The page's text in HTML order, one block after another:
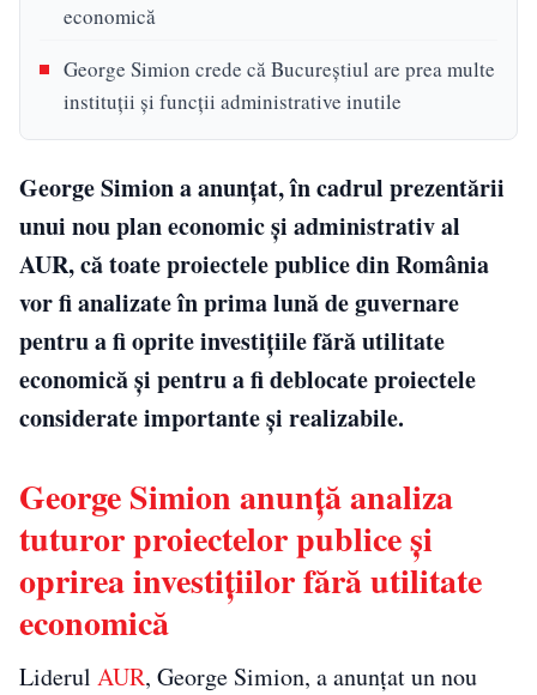
economică
George Simion crede că Bucureștiul are prea multe
instituții și funcții administrative inutile
George Simion a anunțat, în cadrul prezentării
unui nou plan economic și administrativ al
AUR, că toate proiectele publice din România
vor fi analizate în prima lună de guvernare
pentru a fi oprite investițiile fără utilitate
economică și pentru a fi deblocate proiectele
considerate importante și realizabile.
George Simion anunță analiza
tuturor proiectelor publice și
oprirea investițiilor fără utilitate
economică
Liderul AUR, George Simion, a anunțat un nou